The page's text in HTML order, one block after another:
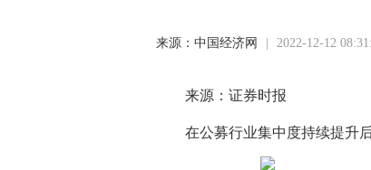
来源： 中国经济网 2022-12-12
来源：证券时报
在公募行业集中度持续提升